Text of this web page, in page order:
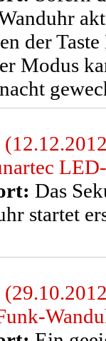
der
Modus
Das
startet